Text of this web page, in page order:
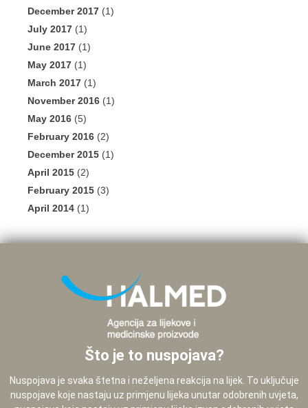
December 2017 (1)
July 2017 (1)
June 2017 (1)
May 2017 (1)
March 2017 (1)
November 2016 (1)
May 2016 (5)
February 2016 (2)
December 2015 (1)
April 2015 (2)
February 2015 (3)
April 2014 (1)
Što je to nuspojava?
Nuspojava je svaka štetna i neželjena reakcija na lijek. To uključuje
nuspojave koje nastaju uz primjenu lijeka unutar odobrenih uvjeta,